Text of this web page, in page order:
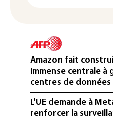
Amazon fait
immense centrale à
centres de données
L'UE demande à
renforcer la